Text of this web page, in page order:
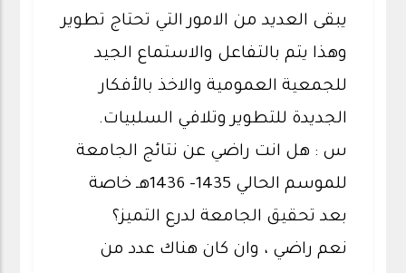
يبقى العديد من الامور التي تحتاج تطوير
وهذا يتم بالتفاعل والاستماع الجيد
للجمعية العمومية والاخذ بالأفكار
الجديدة للتطوير وتلافي السلبيات.
س : هل انت راضي عن نتائج الجامعة
للموسم الحالي 1435- 1436هـ خاصة
بعد تحقيق الجامعة لدرع التميز؟
نعم راضي ، وان كان هناك عدد من